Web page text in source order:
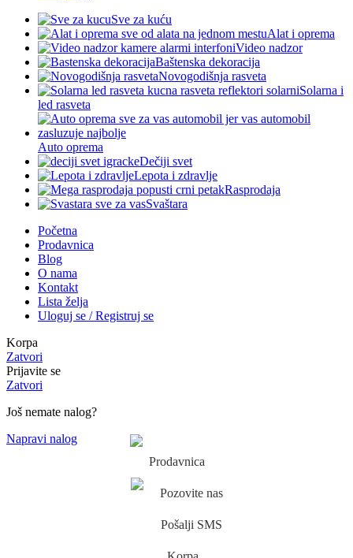
Sve za kuću
Alat i oprema
Video nadzor
Baštenska dekoracija
Novogodišnja rasveta
Solarna i
led rasveta
Auto oprema
Dečiji svet
Lepota i zdravlje
Rasprodaja
Svaštara
Početna
Prodavnica
Blog
O nama
Kontakt
Lista želja
Uloguj se / Registruj se
Korpa
Zatvori
Prijavite se
Zatvori
Još nemate nalog?
Napravi nalog
Prodavnica
Pozovite nas
Pošalji SMS